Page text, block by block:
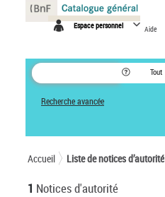
Espace personnel Aide
Tout
Recherche avancée
Accueil Liste de notices d’autorité
1 Notices d'autorité
Panneau de gestion des cookies